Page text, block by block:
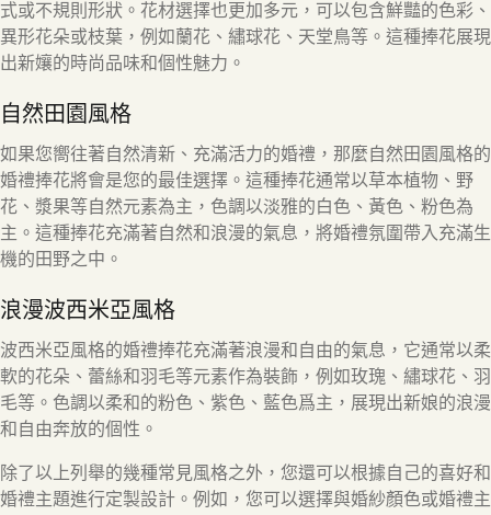
式或不規則形狀。花材選擇也更加多元，可以包含鮮豔的色彩、
異形花朵或枝葉，例如蘭花、繡球花、天堂鳥等。這種捧花展現
出新孃的時尚品味和個性魅力。
自然田園風格
如果您嚮往著自然清新、充滿活力的婚禮，那麼自然田園風格的
婚禮捧花將會是您的最佳選擇。這種捧花通常以草本植物、野
花、漿果等自然元素為主，色調以淡雅的白色、黃色、粉色為
主。這種捧花充滿著自然和浪漫的氣息，將婚禮氛圍帶入充滿生
機的田野之中。
浪漫波西米亞風格
波西米亞風格的婚禮捧花充滿著浪漫和自由的氣息，它通常以柔
軟的花朵、蕾絲和羽毛等元素作為裝飾，例如玫瑰、繡球花、羽
毛等。色調以柔和的粉色、紫色、藍色爲主，展現出新娘的浪漫
和自由奔放的個性。
除了以上列舉的幾種常見風格之外，您還可以根據自己的喜好和
婚禮主題進行定製設計。例如，您可以選擇與婚紗顏色或婚禮主